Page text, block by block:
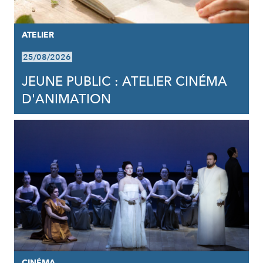
ATELIER
25/08/2026
JEUNE PUBLIC : ATELIER CINÉMA
D'ANIMATION